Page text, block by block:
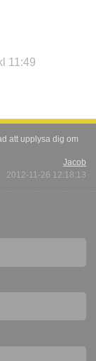
11:49
att upplysa dig om
Jacob
2012-11-26 12:18:13